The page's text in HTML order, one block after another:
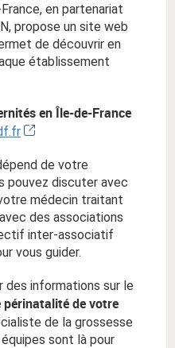
en partenariat
propose un site web
de découvrir en
établissement
en Île-de-France
de votre
pouvez discuter avec
médecin traitant
des associations
inter-associatif
vous guider.
des informations sur le
périnatalité de votre
de la grossesse
sont là pour